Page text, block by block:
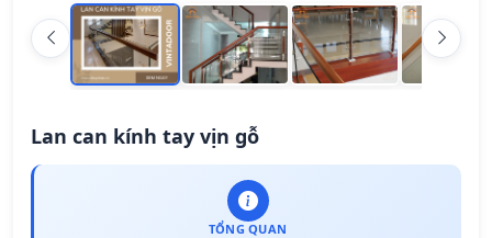
Lan can kính tay vịn gỗ
TỔNG QUAN